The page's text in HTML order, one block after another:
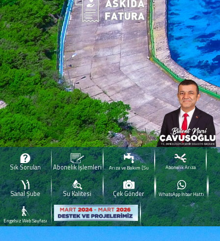
Sık Sorulan
Abonelik İşlemleri
Arıza ve Bakım [Su
Abonelik Arıza